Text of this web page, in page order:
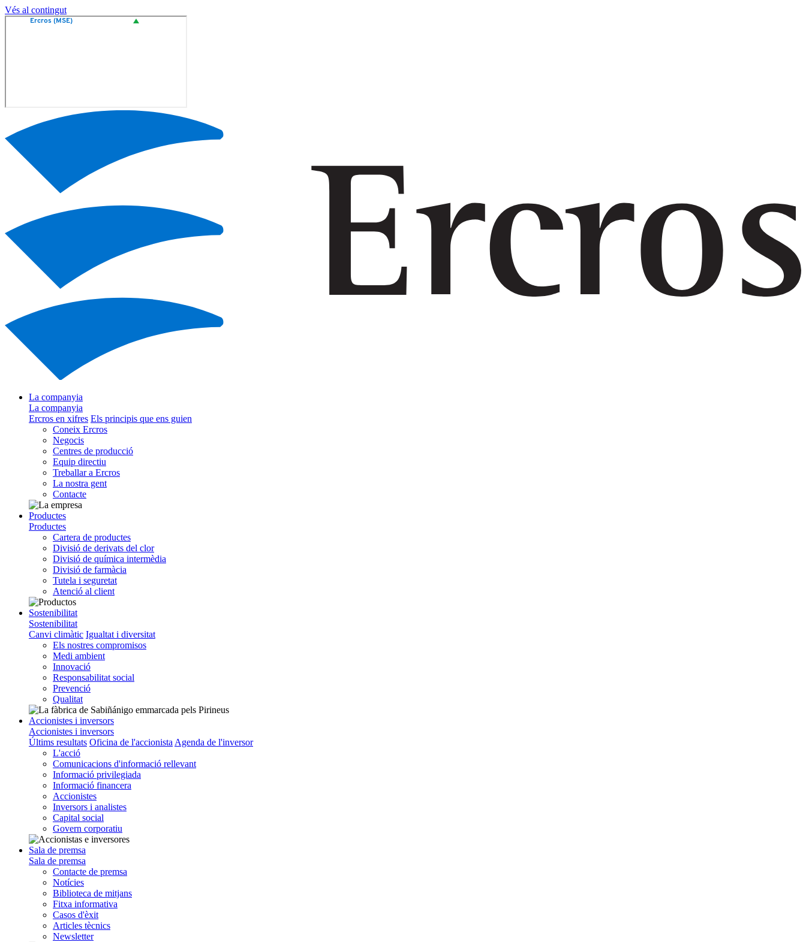
Vés al contingut
La companyia
La companyia
Ercros en xifres Els principis que ens guien
Coneix Ercros
Negocis
Centres de producció
Equip directiu
Treballar a Ercros
La nostra gent
Contacte
Productes
Productes
Cartera de productes
Divisió de derivats del clor
Divisió de química intermèdia
Divisió de farmàcia
Tutela i seguretat
Atenció al client
Sostenibilitat
Sostenibilitat
Canvi climàtic Igualtat i diversitat
Els nostres compromisos
Medi ambient
Innovació
Responsabilitat social
Prevenció
Qualitat
Accionistes i inversors
Accionistes i inversors
Últims resultats Oficina de l'accionista Agenda de l'inversor
L'acció
Comunicacions d'informació rellevant
Informació privilegiada
Informació financera
Accionistes
Inversors i analistes
Capital social
Govern corporatiu
Sala de premsa
Sala de premsa
Contacte de premsa
Notícies
Biblioteca de mitjans
Fitxa informativa
Casos d'èxit
Articles tècnics
Newsletter